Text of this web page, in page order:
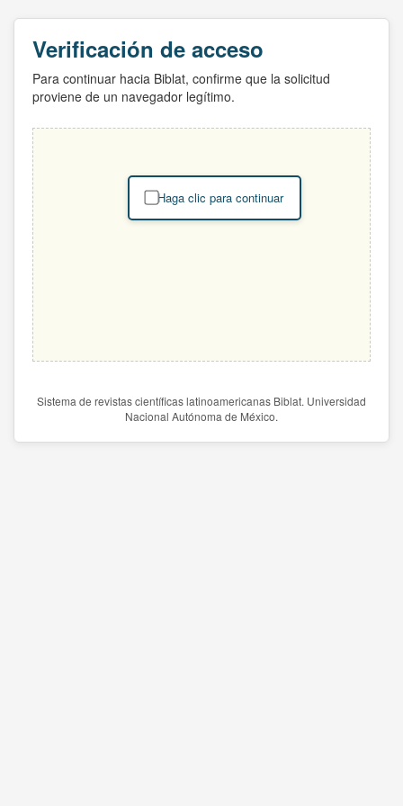
Verificación de acceso
Para continuar hacia Biblat, confirme que la solicitud
proviene de un navegador legítimo.
Haga clic para continuar
Sistema de revistas científicas latinoamericanas Biblat. Universidad
Nacional Autónoma de México.